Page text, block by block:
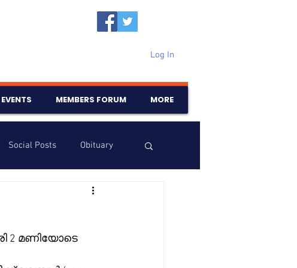
Log In
EVENTS MEMBERS FORUM MORE
Social Posts Obituary
Birthdays
2 മണിയോടെ